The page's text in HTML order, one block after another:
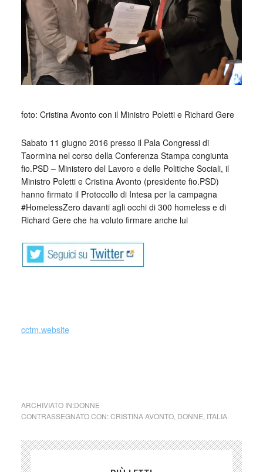
foto: Cristina Avonto con il Ministro Poletti e Richard Gere
Sabato 11 giugno 2016 presso il Pala Congressi di
Taormina nel corso della Conferenza Stampa congiunta
fio.PSD – Ministero del Lavoro e delle Politiche Sociali, il
Ministro Poletti e Cristina Avonto (presidente fio.PSD)
hanno firmato il Protocollo di Intesa per la campagna
#HomelessZero davanti agli occhi di 300 homeless e di
Richard Gere che ha voluto firmare anche lui
cctm.website
ARCHIVIATO IN:DONNE
CONTRASSEGNATO CON:CRISTINA AVONTO, DONNE ITALIA